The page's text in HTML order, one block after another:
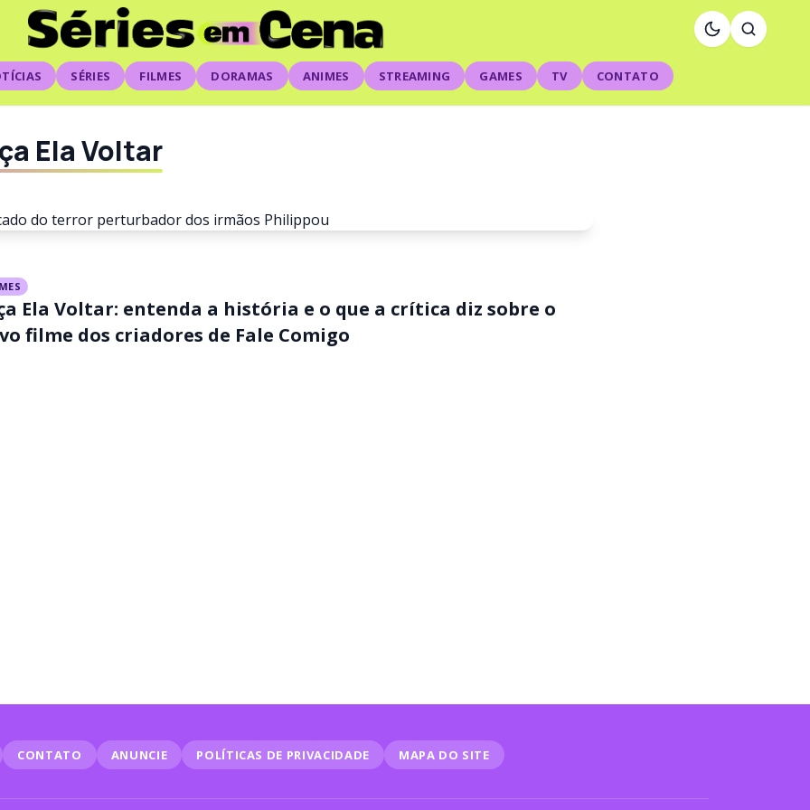
SÉRIES FILMES DORAMAS ANIMES STREAMING GAMES TV CONTATO
Ela Voltar
final explicado do terror
dos irmãos Philippou
Ela Voltar: entenda a história e o que a crítica diz sobre o
filme dos criadores de Fale Comigo
CONTATO ANUNCIE POLÍTICAS DE PRIVACIDADE MAPA DO SITE